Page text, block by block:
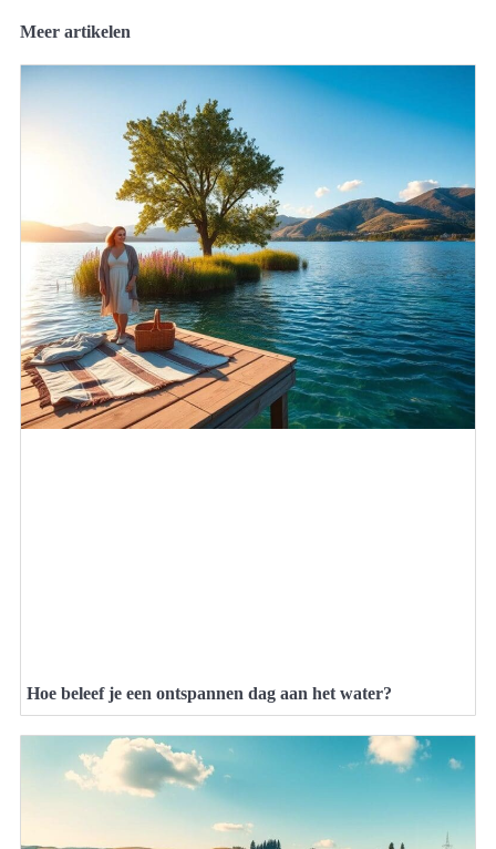
Meer artikelen
Hoe beleef je een ontspannen dag aan het water?